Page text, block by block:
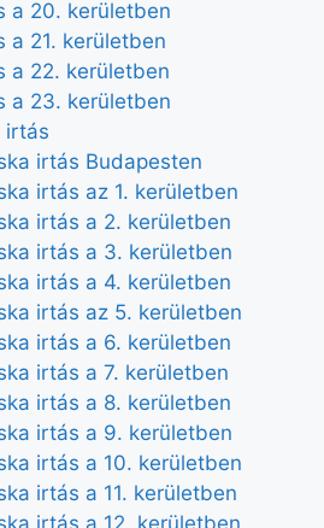
a 20. kerületben
a 21. kerületben
a 22. kerületben
a 23. kerületben
irtás
irtás Budapesten
irtás az 1. kerületben
irtás a 2. kerületben
irtás a 3. kerületben
irtás a 4. kerületben
irtás az 5. kerületben
irtás a 6. kerületben
irtás a 7. kerületben
irtás a 8. kerületben
irtás a 9. kerületben
irtás a 10. kerületben
irtás a 11. kerületben
irtás a 12. kerületben